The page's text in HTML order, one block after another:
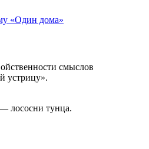
«Один дома»
смыслов
устрицу».
лососни тунца.